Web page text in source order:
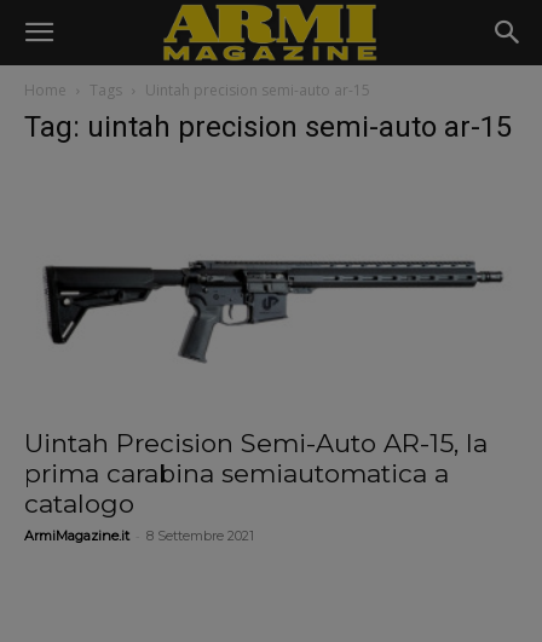
Home Tags Uintah precision semi-auto ar-15
Tag: uintah precision semi-auto ar-15
Uintah Precision Semi-Auto AR-15, la
prima carabina semiautomatica a
catalogo
ArmiMagazine.it 8 Settembre 2021